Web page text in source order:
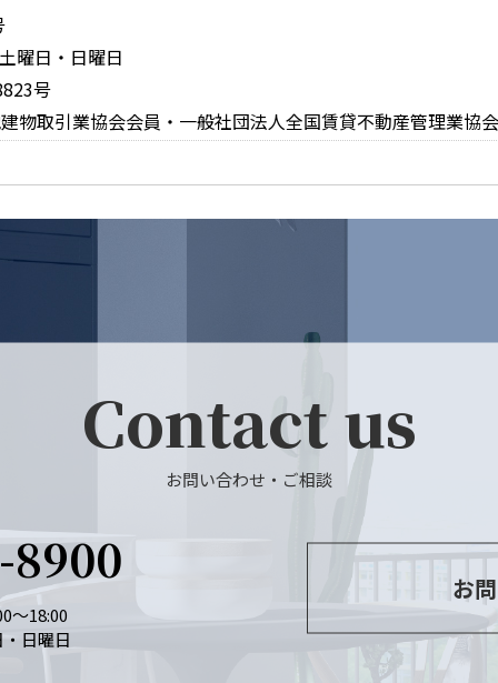
曜日・日曜日
号
物取引業協会会員・一般社団法人全国賃貸不動産管理業協会
Contact us
お問い合わせ・ご相談
8900
～18:00
日曜日
お